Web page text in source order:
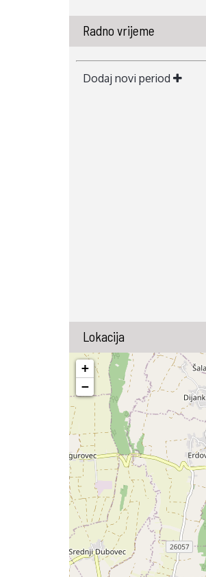
Radno vrijeme
Dodaj novi period
Lokacija
+
−